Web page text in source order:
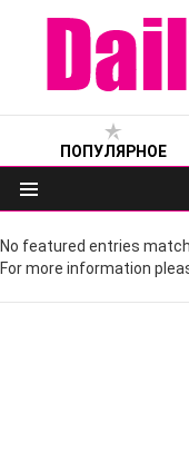
ПОПУЛЯРНОЕ
Меню
No featured entries
For more information